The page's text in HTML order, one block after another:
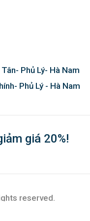
Phủ Lý- Hà Nam
Phủ Lý - Hà Nam
giá 20%!
reserved.